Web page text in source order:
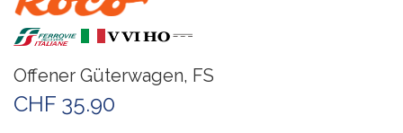
Offener Güterwagen, FS
CHF 35.90